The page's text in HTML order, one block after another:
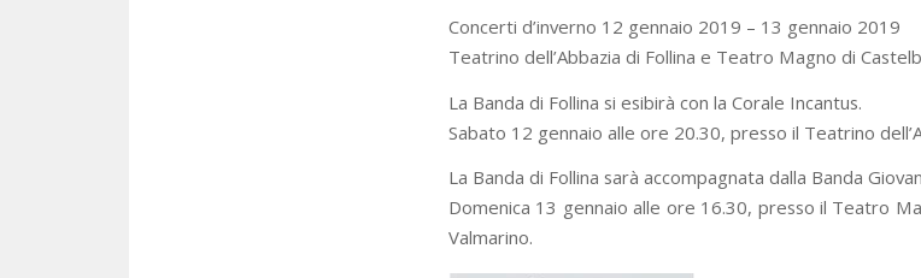
Concerti d’inverno 12 gennaio 2019 – 13 gennaio 2019
Teatrino dell’Abbazia di Follina e Teatro Magno di
La Banda di Follina si esibirà con la Corale Incantus.
Sabato 12 gennaio alle ore 20.30, presso il Teatrino
La Banda di Follina sarà accompagnata dalla Banda
Domenica 13 gennaio alle ore 16.30, presso il Teatro
Valmarino.